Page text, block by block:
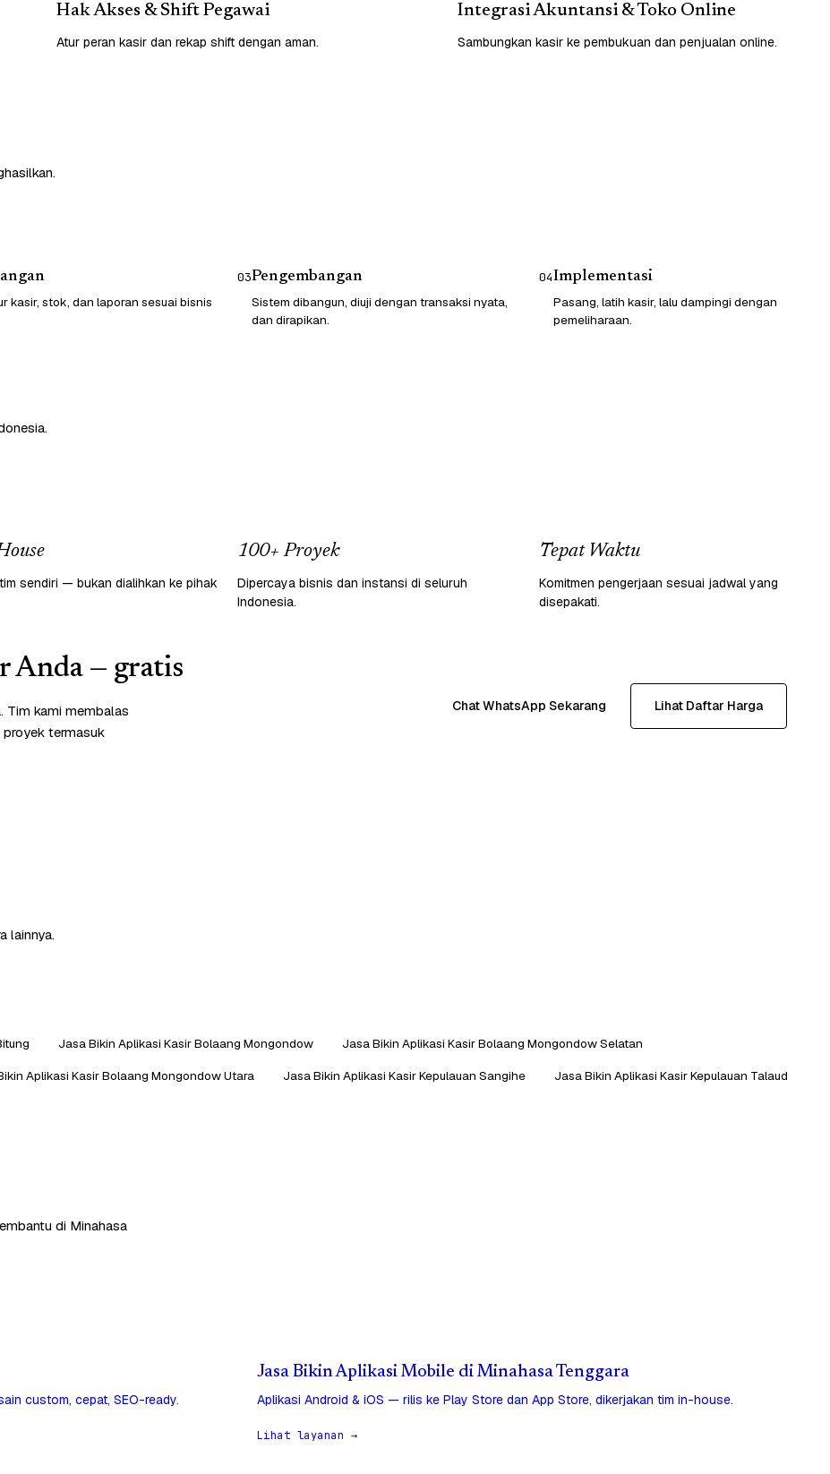
Hak Akses & Shift Pegawai
Atur peran kasir dan rekap shift dengan aman.
Integrasi Akuntansi & Toko Online
Sambungkan kasir ke pembukuan dan penjualan online.
kasir, stok, dan laporan sesuai bisnis
03Pengembangan
Sistem dibangun, diuji dengan transaksi nyata,
dan dirapikan.
04Implementasi
Pasang, latih kasir, lalu dampingi dengan
pemeliharaan.
sendiri — bukan dialihkan ke pihak
100+ Proyek
Dipercaya bisnis dan instansi di seluruh
Indonesia.
Tepat Waktu
Komitmen pengerjaan sesuai jadwal yang
disepakati.
Anda — gratis
Tim kami membalas
termasuk
Chat WhatsApp Sekarang Lihat Daftar Harga
lainnya.
Jasa Bikin Aplikasi Kasir Bolaang Mongondow
Jasa Bikin Aplikasi Kasir Bolaang Mongondow Selatan
Aplikasi Kasir Bolaang Mongondow Utara Jasa Bikin Aplikasi Kasir Kepulauan Sangihe Jasa Bikin Aplikasi Kasir Kepulauan Talaud
di Minahasa
custom, cepat, SEO-ready.
Jasa Bikin Aplikasi Mobile di Minahasa Tenggara
Aplikasi Android & iOS — rilis ke Play Store dan App Store, dikerjakan tim in-house.
Lihat layanan →